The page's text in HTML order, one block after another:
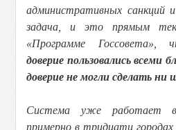
административных санкций и
задача, и это прямым
«Программе Госсовета»,
доверие пользовались всеми
доверие не могли сделать ни
Система уже работает
примерно в тридцати